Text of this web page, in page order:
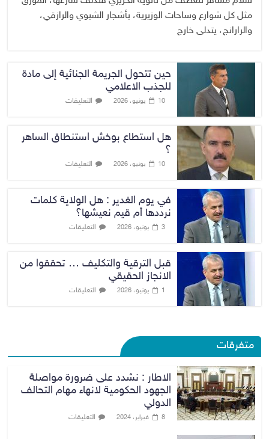
مثل كل شوارع وساحات الوزيرية، بأشجار الشبوي والرازقي،
والرارانج، يتدلى خارج
حين تتحول الجريمة الجنائية إلى مادة
للجذب الاعلامي
10 يونيو، 2026 التعليقات
هل استطاع بوخش استنطاق الساهر
؟
10 يونيو، 2026 التعليقات
في يوم الغدير : هل الولاية كلمات
نرددها أم قيم نعيشها؟
3 يونيو، 2026 التعليقات
قبل الترقية والتكليف … تحققوا من
الانجاز الحقيقي
1 يونيو، 2026 التعليقات
متفرقات
الاطار : نشدد على ضرورة مواصلة
الجهود الحكومية لانهاء مهام التحالف
الدولي
8 فبراير، 2024 التعليقات